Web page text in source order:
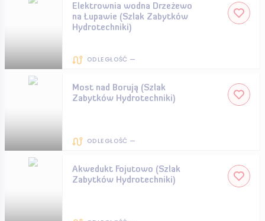
Elektrownia wodna Drzeżewo
na Łupawie (Szlak Zabytków
Hydrotechniki)
ODLEGŁOŚĆ —
Most nad Borują (Szlak
Zabytków Hydrotechniki)
ODLEGŁOŚĆ —
Akwedukt Fojutowo (Szlak
Zabytków Hydrotechniki)